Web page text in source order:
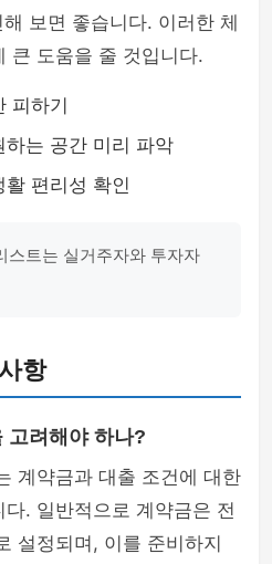
보면 좋습니다. 이러한 체
큰 도움을 줄 것입니다.
피하기
는 공간 미리 파악
편리성 확인
스트는 실거주자와 투자자
항
고려해야 하나?
계약금과 대출 조건에 대한
. 일반적으로 계약금은 전
설정되며, 이를 준비하지